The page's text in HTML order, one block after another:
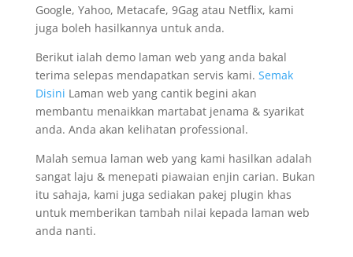
Google, Yahoo, Metacafe, 9Gag atau Netflix, kami
juga boleh hasilkannya untuk anda.
Berikut ialah demo laman web yang anda bakal
terima selepas mendapatkan servis kami. Semak
Disini Laman web yang cantik begini akan
membantu menaikkan martabat jenama & syarikat
anda. Anda akan kelihatan professional.
Malah semua laman web yang kami hasilkan adalah
sangat laju & menepati piawaian enjin carian. Bukan
itu sahaja, kami juga sediakan pakej plugin khas
untuk memberikan tambah nilai kepada laman web
anda nanti.